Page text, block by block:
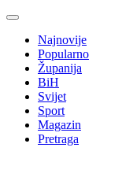
Najnovije
Popularno
Županija
BiH
Svijet
Sport
Magazin
Pretraga